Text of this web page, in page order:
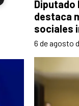
Diputado
destaca
sociales
6 de agosto